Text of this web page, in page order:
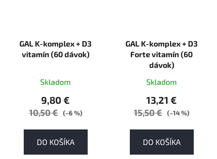
GAL K-komplex + D3
vitamín (60 dávok)
Skladom
9,80 €
10,50 € (–6 %)
DO KOŠÍKA
GAL K-komplex + D3
Forte vitamín (60
dávok)
Skladom
13,21 €
15,50 € (–14 %)
DO KOŠÍKA